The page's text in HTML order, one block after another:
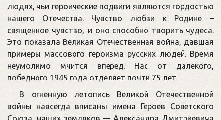
людях, чьи героические подвиги являются гордостью
нашего Отечества. Чувство любви к Родине –
священное чувство, и оно способно творить чудеса.
Это показала Великая Отечественная война, давшая
примеры массового героизма русских людей. Время
неумолимо мчится вперед. Нас от далекого,
победного 1945 года отделяет почти 75 лет.
В огненную летопись Великой Отечественной
войны навсегда вписаны имена Героев Советского
Союза, наших земляков — Александра Дмитриевича